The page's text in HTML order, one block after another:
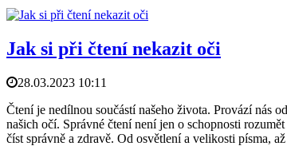
Jak si při čtení nekazit oči
28.03.2023 10:11
Čtení je nedílnou součástí našeho života. Provází nás
našich očí. Správné čtení není jen o schopnosti
číst správně a zdravě. Od osvětlení a velikosti písma,